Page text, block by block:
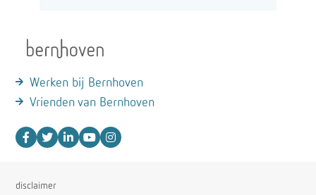
Werken bij Bernhoven
Vrienden van Bernhoven
disclaimer